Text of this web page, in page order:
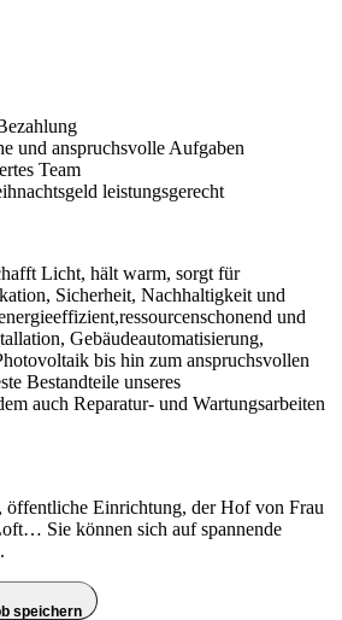
und anspruchsvolle Aufgaben
Team
leistungsgerecht
Licht, hält warm, sorgt für
Sicherheit, Nachhaltigkeit und
und
Gebäudeautomatisierung,
bis hin zum anspruchsvollen
Bestandteile unseres
auch Reparatur- und Wartungsarbeiten
Einrichtung, der Hof von Frau
Sie können sich auf spannende
speichern